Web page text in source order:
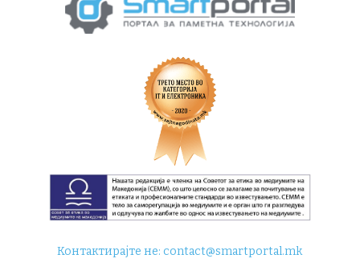
Контактирајте не:contact@smartportal.mk